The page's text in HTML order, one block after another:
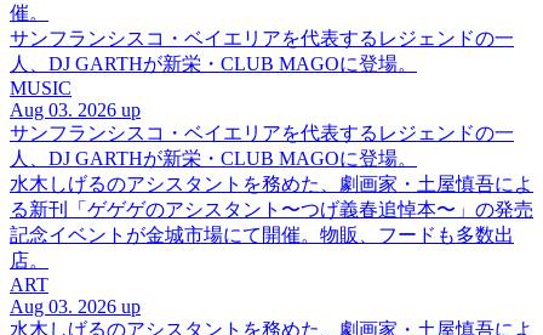
催。
サンフランシスコ・ベイエリアを代表するレジェンドの一
人、DJ GARTHが新栄・CLUB MAGOに登場。
MUSIC
Aug 03. 2026 up
サンフランシスコ・ベイエリアを代表するレジェンドの一
人、DJ GARTHが新栄・CLUB MAGOに登場。
水木しげるのアシスタントを務めた、劇画家・土屋慎吾によ
る新刊「ゲゲゲのアシスタント〜つげ義春追悼本〜」の発売
記念イベントが金城市場にて開催。物販、フードも多数出
店。
ART
Aug 03. 2026 up
水木しげるのアシスタントを務めた、劇画家・土屋慎吾によ